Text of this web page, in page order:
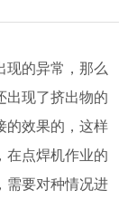
现的异常，那么
出现了挤出物的
的效果的，这样
在点焊机作业的
需要对种情况进